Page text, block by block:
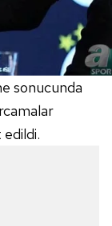
sonucunda
edildi.